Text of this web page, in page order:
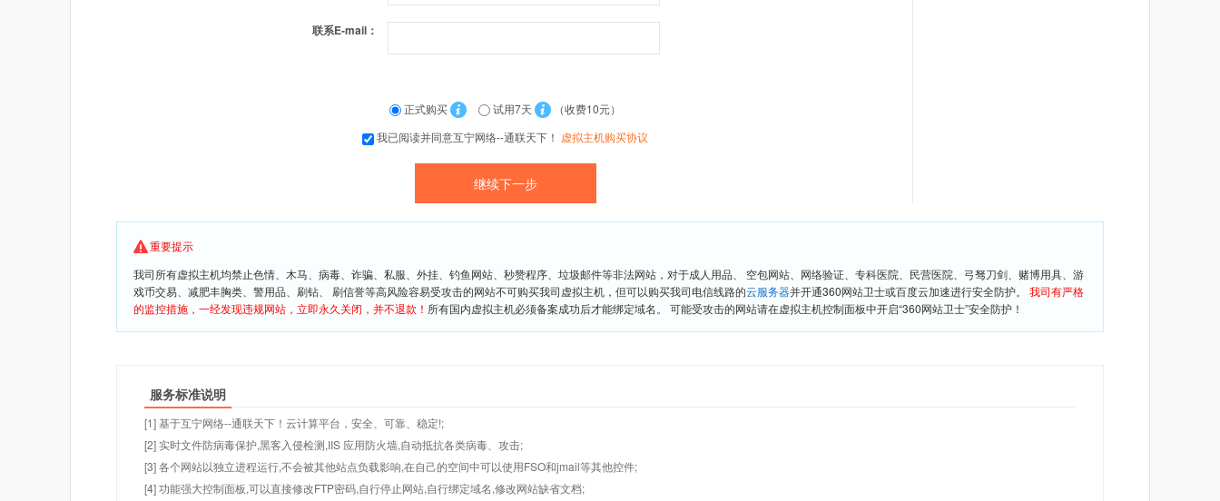
联系E-mail：
正式购买 试用7天
（收费10元）
我已阅读并同意互宁网络--通联天下！ 虚拟主机购买协议
重要提示
我司所有虚拟主机均禁止色情、木马、病毒、诈骗、私服、外挂、钓鱼网站、秒赞程序、垃圾邮件等非法网站，对于成人用品、 空包网站、网络验证、专科医院、民营医院、弓驽刀剑、赌博用具、游
戏币交易、减肥丰胸类、警用品、刷钻、 刷信誉等高风险容易受攻击的网站不可购买我司虚拟主机，但可以购买我司电信线路的云服务器并开通360网站卫士或百度云加速进行安全防护。 我司有严格
的监控措施，一经发现违规网站，立即永久关闭，并不退款！ 所有国内虚拟主机必须备案成功后才能绑定域名。 可能受攻击的网站请在虚拟主机控制面板中开启“360网站卫士”安全防护！
服务标准说明
[1] 基于互宁网络--通联天下！云计算平台，安全、可靠、稳定!;
[2] 实时文件防病毒保护,黑客入侵检测,IIS 应用防火墙,自动抵抗各类病毒、攻击;
[3] 各个网站以独立进程运行,不会被其他站点负载影响,在自己的空间中可以使用FSO和jmail等其他控件;
[4] 功能强大控制面板,可以直接修改FTP密码,自行停止网站,自行绑定域名,修改网站缺省文档;